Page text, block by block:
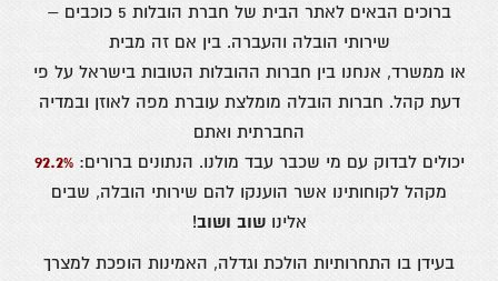
ברוכים הבאים לאתר הבית של חברת הובלות 5 כוכבים –
שירותי הובלה והעברה. בין אם זה מבית
או ממשרד, אנחנו בין חברות ההובלות הטובות בישראל על פי
דעת קהל. חברות הובלה מומלצת עוברת מפה לאוזן ובמדיה
החברתית ואתם
יכולים לבדוק עם מי שכבר עבד מולנו. הנתונים ברורים:92.2%
מקהל לקוחותינו אשר הוענקו להם שירותי הובלה, שבים
אלינושוב ושוב!
בעידן בו התחרותיות הולכת וגדלה, האמינות הופכת למצרך